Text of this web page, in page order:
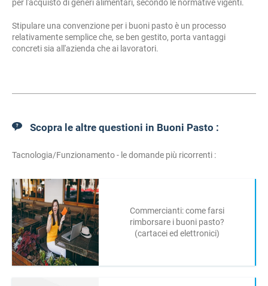
per l'acquisto di generi alimentari, secondo le normative vigenti.
Stipulare una convenzione per i buoni pasto è un processo
relativamente semplice che, se ben gestito, porta vantaggi
concreti sia all'azienda che ai lavoratori.
Scopra le altre questioni in Buoni Pasto :
Tacnologia/Funzionamento - le domande più ricorrenti :
Commercianti: come farsi
rimborsare i buoni pasto?
(cartacei ed elettronici)